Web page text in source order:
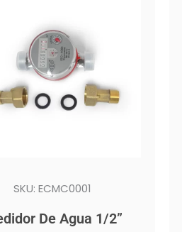
SKU: ECMC0001
De Agua 1/2”